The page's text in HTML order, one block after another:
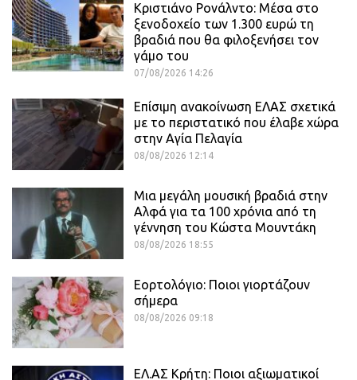
Κριστιάνο Ρονάλντο: Μέσα στο
ξενοδοχείο των 1.300 ευρώ τη
βραδιά που θα φιλοξενήσει τον
γάμο του
07/08/2026 14:26
Επίσιμη ανακοίνωση ΕΛΑΣ σχετικά
με το περιστατικό που έλαβε χώρα
στην Αγία Πελαγία
08/08/2026 12:14
Μια μεγάλη μουσική βραδιά στην
Αλφά για τα 100 χρόνια από τη
γέννηση του Κώστα Μουντάκη
08/08/2026 18:55
Εορτολόγιο: Ποιοι γιορτάζουν
σήμερα
08/08/2026 09:18
ΕΛ.ΑΣ Κρήτη: Ποιοι αξιωματικοί